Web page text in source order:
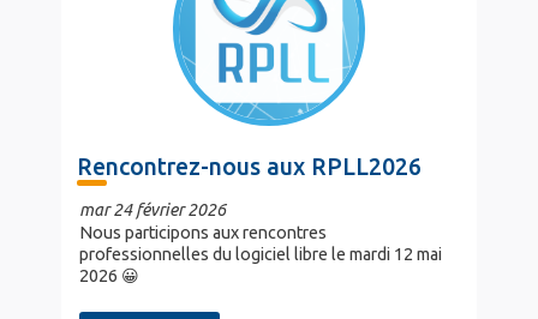
Rencontrez-nous aux RPLL2026
mar 24 février 2026
Nous participons aux rencontres
professionnelles du logiciel libre le mardi 12 mai
2026 😀